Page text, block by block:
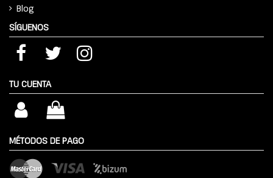
Blog
SÍGUENOS
TU CUENTA
MÉTODOS DE PAGO